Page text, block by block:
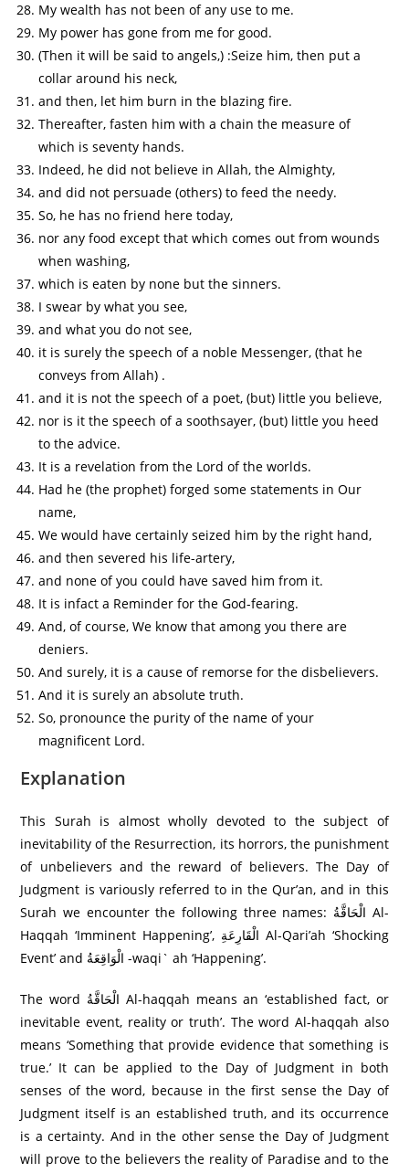
My wealth has not been of any use to me.
My power has gone from me for good.
(Then it will be said to angels,) :Seize him, then put a
collar around his neck,
and then, let him burn in the blazing fire.
Thereafter, fasten him with a chain the measure of
which is seventy hands.
Indeed, he did not believe in Allah, the Almighty,
and did not persuade (others) to feed the needy.
So, he has no friend here today,
nor any food except that which comes out from wounds
when washing,
which is eaten by none but the sinners.
I swear by what you see,
and what you do not see,
it is surely the speech of a noble Messenger, (that he
conveys from Allah) .
and it is not the speech of a poet, (but) little you believe,
nor is it the speech of a soothsayer, (but) little you heed
to the advice.
It is a revelation from the Lord of the worlds.
Had he (the prophet) forged some statements in Our
name,
We would have certainly seized him by the right hand,
and then severed his life-artery,
and none of you could have saved him from it.
It is infact a Reminder for the God-fearing.
And, of course, We know that among you there are
deniers.
And surely, it is a cause of remorse for the disbelievers.
And it is surely an absolute truth.
So, pronounce the purity of the name of your
magnificent Lord.
Explanation
This Surah is almost wholly devoted to the subject of
inevitability of the Resurrection, its horrors, the punishment
of unbelievers and the reward of believers. The Day of
Judgment is variously referred to in the Qur’an, and in this
Surah we encounter the following three names: الْحَاقَّةُ Al-
Haqqah ‘Imminent Happening’, الْقَارِ‌عَةِ Al-Qari’ah ‘Shocking
Event’ and الْوَاقِعَةُ -waqi` ah ‘Happening’.
The word الْحَاقَّةُ Al-haqqah means an ‘established fact, or
inevitable event, reality or truth’. The word Al-haqqah also
means ‘Something that provide evidence that something is
true.’ It can be applied to the Day of Judgment in both
senses of the word, because in the first sense the Day of
Judgment itself is an established truth, and its occurrence
is a certainty. And in the other sense the Day of Judgment
will prove to the believers the reality of Paradise and to the